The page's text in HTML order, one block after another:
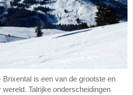
Brixental is een van de grootste en
Talrijke onderscheidingen